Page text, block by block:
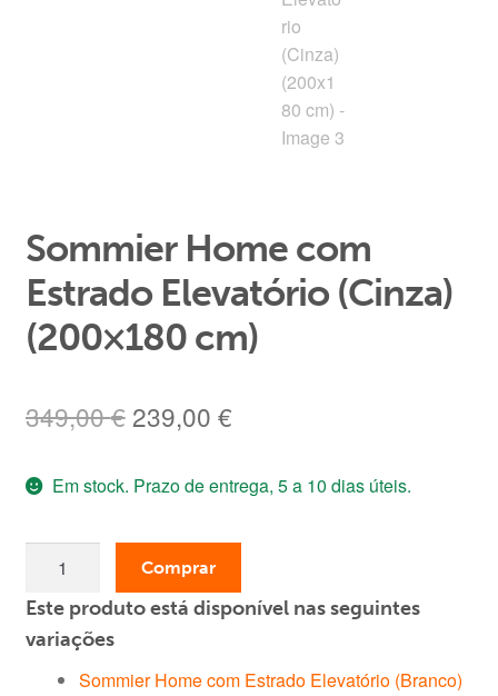
Sommier Home com
Estrado Elevatório (Cinza)
(200×180 cm)
349,00€ O
original
era:
349,00 €.
239,00 €O
atual
é:
Em stock. Prazo de entrega, 5 a 10 dias úteis.
Sommier
Home
Comprar
Este produto está disponível nas seguintes
variações
Sommier Home com Estrado Elevatório (Branco)